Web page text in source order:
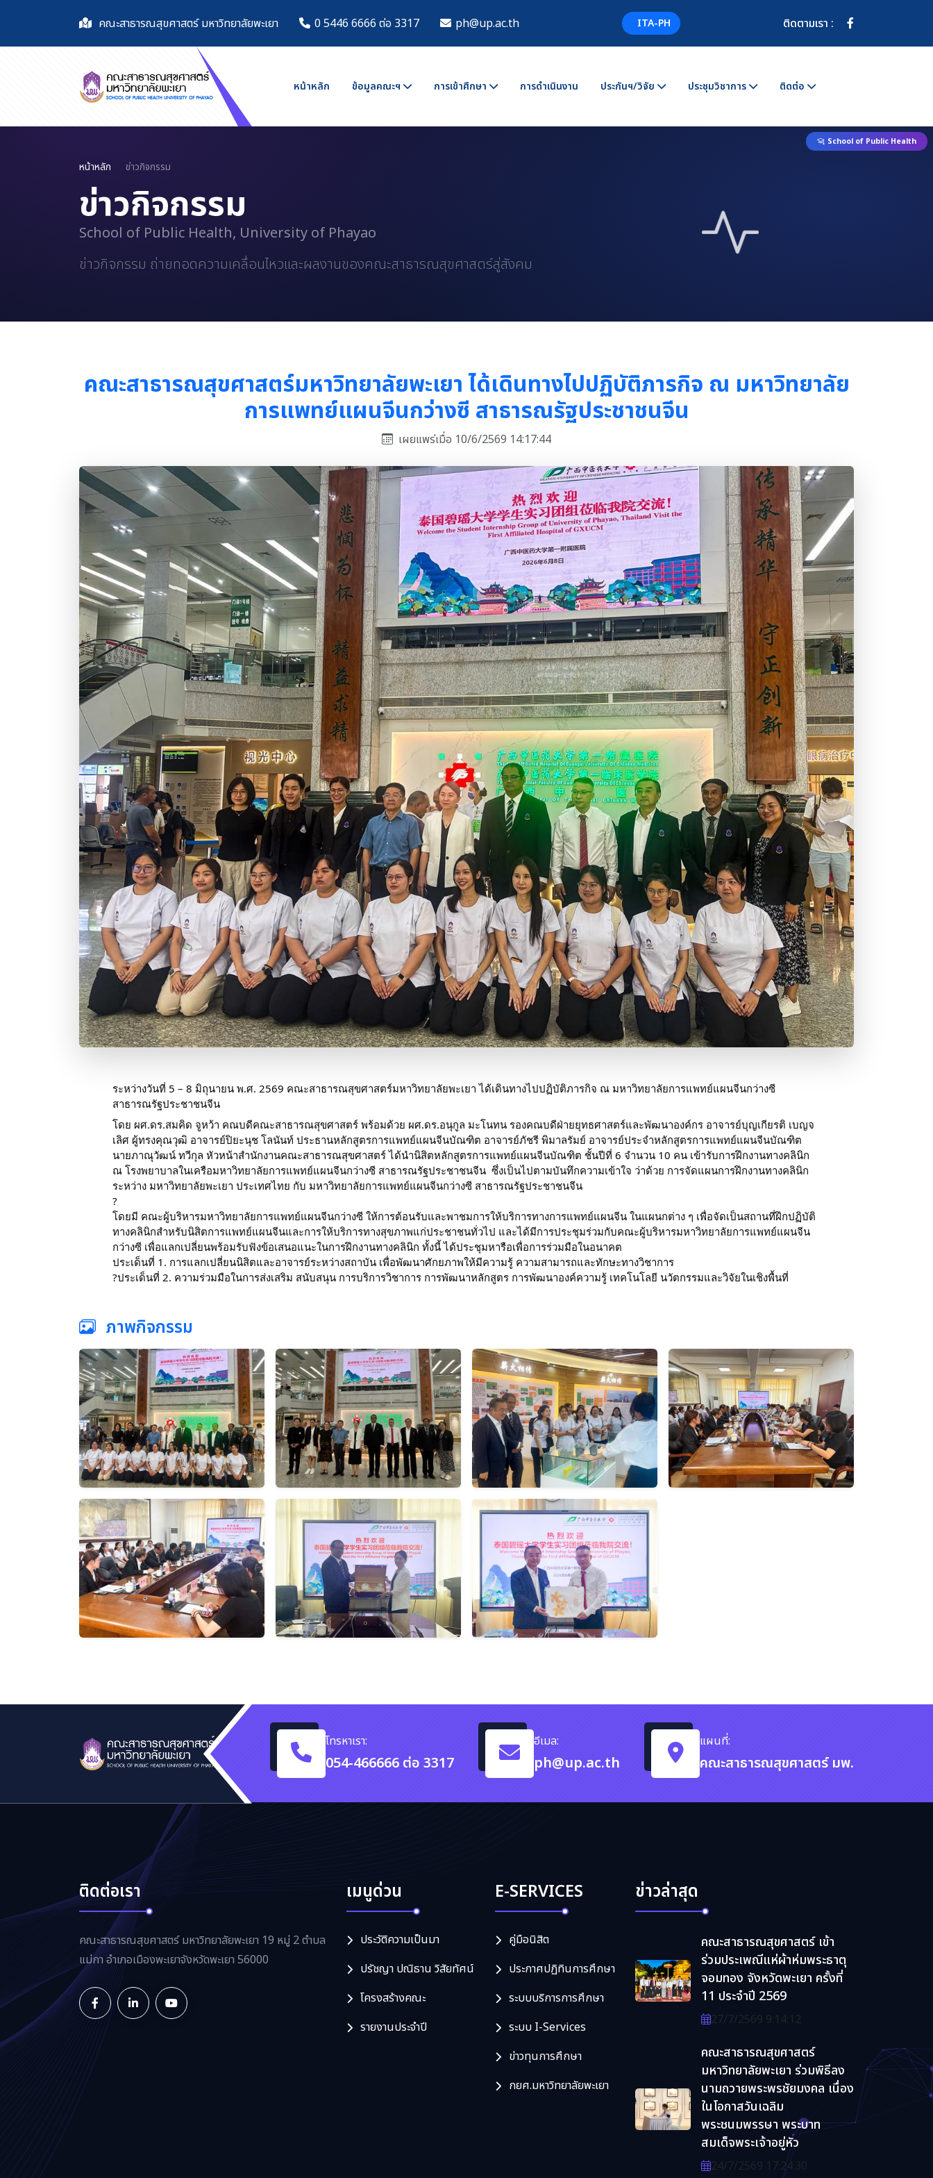
คณะสาธารณสุขศาสตร์ มหาวิทยาลัยพะเยา 0 5446 6666 ต่อ 3317 ph@up.ac.th ITA-PH ติดตามเรา :
หน้าหลัก ข้อมูลคณะฯ การเข้าศึกษา การดำเนินงาน ประกันฯ/วิจัย ประชุมวิชาการ ติดต่อ
หน้าหลัก ข่าวกิจกรรม
School of Public Health
ข่าวกิจกรรม
School of Public Health, University of Phayao
ข่าวกิจกรรม ถ่ายทอดความเคลื่อนไหวและผลงานของคณะสาธารณสุขศาสตร์สู่สังคม
คณะสาธารณสุขศาสตร์มหาวิทยาลัยพะเยา ได้เดินทางไปปฏิบัติภารกิจ ณ มหาวิทยาลัย
การแพทย์แผนจีนกว่างซี สาธารณรัฐประชาชนจีน
เผยแพร่เมื่อ 10/6/2569 14:17:44
ระหว่างวันที่ 5 – 8 มิถุนายน พ.ศ. 2569 คณะสาธารณสุขศาสตร์มหาวิทยาลัยพะเยา ได้เดินทางไปปฏิบัติภารกิจ ณ มหาวิทยาลัยการแพทย์แผนจีนกว่างซี
สาธารณรัฐประชาชนจีน
โดย ผศ.ดร.สมคิด จูหว้า คณบดีคณะสาธารณสุขศาสตร์ พร้อมด้วย ผศ.ดร.อนุกูล มะโนทน รองคณบดีฝ่ายยุทธศาสตร์และพัฒนาองค์กร อาจารย์บุญเกียรติ เบญจ
เลิศ ผู้ทรงคุณวุฒิ อาจารย์ปิยะนุช โลนันท์ ประธานหลักสูตรการแพทย์แผนจีนบัณฑิต อาจารย์ภัชรี พิมาลรัมย์ อาจารย์ประจำหลักสูตรการแพทย์แผนจีนบัณฑิต
นายภาณุวัฒน์ ทวีกุล หัวหน้าสำนักงานคณะสาธารณสุขศาสตร์ ได้นำนิสิตหลักสูตรการแพทย์แผนจีนบัณฑิต ชั้นปีที่ 6 จำนวน 10 คน เข้ารับการฝึกงานทางคลินิก
ณ โรงพยาบาลในเครือมหาวิทยาลัยการแพทย์แผนจีนกว่างซี สาธารณรัฐประชาชนจีน  ซึ่งเป็นไปตามบันทึกความเข้าใจ ว่าด้วย การจัดแผนการฝึกงานทางคลินิก
ระหว่าง มหาวิทยาลัยพะเยา ประเทศไทย กับ มหาวิทยาลัยการแพทย์แผนจีนกว่างซี สาธารณรัฐประชาชนจีน
?
โดยมี คณะผู้บริหารมหาวิทยาลัยการแพทย์แผนจีนกว่างซี ให้การต้อนรับและพาชมการให้บริการทางการแพทย์แผนจีน ในแผนกต่าง ๆ เพื่อจัดเป็นสถานที่ฝึกปฏิบัติ
ทางคลินิกสำหรับนิสิตการแพทย์แผนจีนและการให้บริการทางสุขภาพแก่ประชาชนทั่วไป และได้มีการประชุมร่วมกับคณะผู้บริหารมหาวิทยาลัยการแพทย์แผนจีน
กว่างซี เพื่อแลกเปลี่ยนพร้อมรับฟังข้อเสนอแนะในการฝึกงานทางคลินิก ทั้งนี้ ได้ประชุมหารือเพื่อการร่วมมือในอนาคต
ประเด็นที่ 1. การแลกเปลี่ยนนิสิตและอาจารย์ระหว่างสถาบัน เพื่อพัฒนาศักยภาพให้มีความรู้ ความสามารถและทักษะทางวิชาการ
?ประเด็นที่ 2. ความร่วมมือในการส่งเสริม สนับสนุน การบริการวิชาการ การพัฒนาหลักสูตร การพัฒนาองค์ความรู้ เทคโนโลยี นวัตกรรมและวิจัยในเชิงพื้นที่
ภาพกิจกรรม
โทรหาเรา:
054-466666 ต่อ 3317
อีเมล:
ph@up.ac.th
แผนที่:
คณะสาธารณสุขศาสตร์ มพ.
ติดต่อเรา
คณะสาธารณสุขศาสตร์ มหาวิทยาลัยพะเยา 19 หมู่ 2 ตำบล
แม่กา อำเภอเมืองพะเยาจังหวัดพะเยา 56000
เมนูด่วน
ประวัติความเป็นมา
ปรัชญา ปณิธาน วิสัยทัศน์
โครงสร้างคณะ
รายงานประจำปี
E-SERVICES
คู่มือนิสิต
ประกาศปฏิทินการศึกษา
ระบบบริการการศึกษา
ระบบ I-Services
ข่าวทุนการศึกษา
กยศ.มหาวิทยาลัยพะเยา
ข่าวล่าสุด
คณะสาธารณสุขศาสตร์ เข้า
ร่วมประเพณีแห่ผ้าห่มพระธาตุ
จอมทอง จังหวัดพะเยา ครั้งที่
11 ประจำปี 2569
27/7/2569 9:14:12
คณะสาธารณสุขศาสตร์
มหาวิทยาลัยพะเยา ร่วมพิธีลง
นามถวายพระพรชัยมงคล เนื่อง
ในโอกาสวันเฉลิม
พระชนมพรรษา พระบาท
สมเด็จพระเจ้าอยู่หัว
24/7/2569 17:24:30